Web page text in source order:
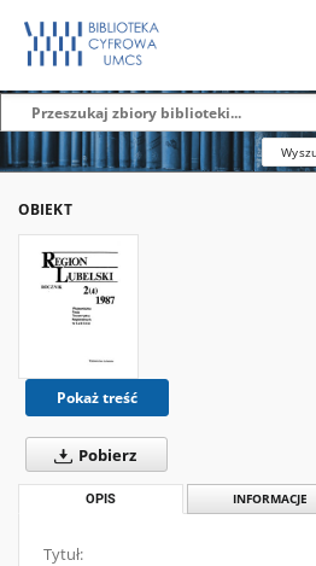
OBIEKT
Pokaż treść
Pobierz
OPIS INFORMACJE
Tytuł: